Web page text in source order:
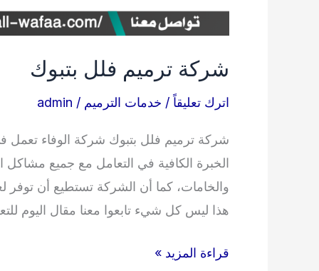
شركة ترميم فلل بتبوك
اترك تعليقاً / خدمات الترميم /
admin
شركة ترميم فلل بتبوك شركة الوفاء تعمل
الخبرة الكافية في التعامل مع جميع
والخامات، كما أن الشركة تستطيع أن توفر
هذا ليس كل شيء تابعوا معنا مقال اليوم
شركة
قراءة المزيد »